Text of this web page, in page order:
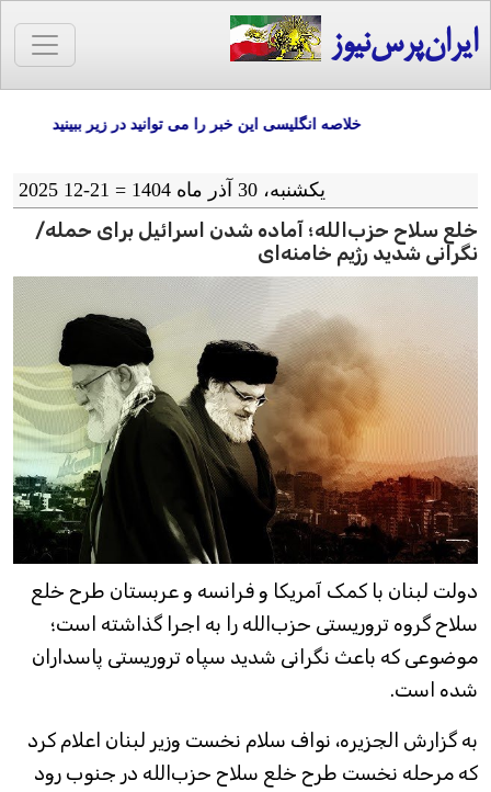
ایران‌پرس‌نیوز
خلاصه انگلیسی این خبر را می توانید در زیر ببینید
یکشنبه، 30 آذر ماه 1404 = 21-12 2025
خلع سلاح حزب‌الله؛ آماده شدن اسرائیل برای حمله/
نگرانی شدید رژیم خامنه‌ای
دولت لبنان با کمک آمریکا و فرانسه و عربستان طرح خلع
سلاح گروه تروریستی حزب‌الله را به اجرا گذاشته است؛
موضوعی که باعث نگرانی شدید سپاه تروریستی پاسداران
شده است.
به گزارش الجزیره، نواف سلام نخست وزیر لبنان اعلام کرد
که مرحله نخست طرح خلع سلاح حزب‌الله در جنوب رود